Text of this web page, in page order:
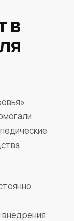
в
внедрения